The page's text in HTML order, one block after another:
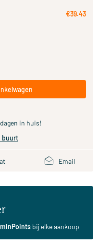
€39.43
in huis!
buurt
Email
bij elke aankoop